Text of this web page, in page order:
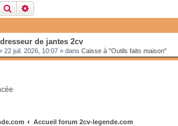
Rechercher
de jantes 2cv
22 juil. 2026, 10:07» dans Caisse à "Outils faits maison"
Accueil forum 2cv-legende.com